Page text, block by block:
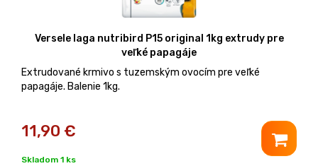
Versele laga nutribird P15 original 1kg extrudy pre
veľké papagáje
Extrudované krmivo s tuzemským ovocím pre veľké
papagáje. Balenie 1kg.
11,90 €
Skladom 1 ks